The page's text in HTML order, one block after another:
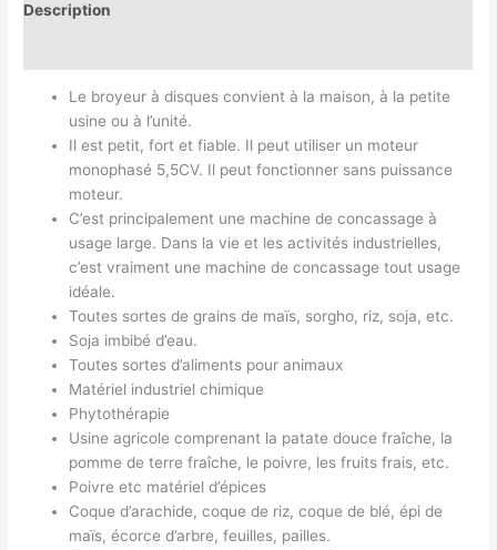
Description
Le broyeur à disques convient à la maison, à la petite
usine ou à l’unité.
Il est petit, fort et fiable. Il peut utiliser un moteur
monophasé 5,5CV. Il peut fonctionner sans puissance
moteur.
C’est principalement une machine de concassage à
usage large. Dans la vie et les activités industrielles,
c’est vraiment une machine de concassage tout usage
idéale.
Toutes sortes de grains de maïs, sorgho, riz, soja, etc.
Soja imbibé d’eau.
Toutes sortes d’aliments pour animaux
Matériel industriel chimique
Phytothérapie
Usine agricole comprenant la patate douce fraîche, la
pomme de terre fraîche, le poivre, les fruits frais, etc.
Poivre etc matériel d’épices
Coque d’arachide, coque de riz, coque de blé, épi de
maïs, écorce d’arbre, feuilles, pailles.